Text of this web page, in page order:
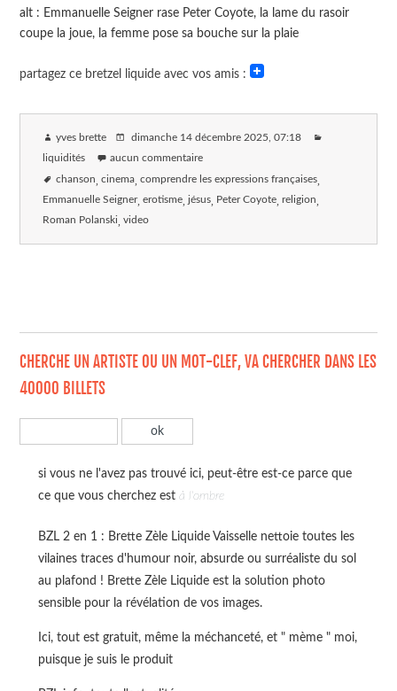
alt : Emmanuelle Seigner rase Peter Coyote, la lame du rasoir
coupe la joue, la femme pose sa bouche sur la plaie
partagez ce bretzel liquide avec vos amis :
yves brette dimanche 14 décembre 2025 , 07:18
liquidités aucun commentaire
chanson cinema comprendre les expressions françaises
Emmanuelle Seigner erotisme jésus Peter Coyote religion
Roman Polanski video
CHERCHE UN ARTISTE OU UN MOT-CLEF, VA CHERCHER DANS LES
40000 BILLETS
si vous ne l'avez pas trouvé ici, peut-être est-ce parce que
ce que vous cherchez est à l'ombre
BZL 2 en 1 : Brette Zèle Liquide Vaisselle nettoie toutes les
vilaines traces d'humour noir, absurde ou surréaliste du sol
au plafond ! Brette Zèle Liquide est la solution photo
sensible pour la révélation de vos images.
Ici, tout est gratuit, même la méchanceté, et " mème " moi,
puisque je suis le produit